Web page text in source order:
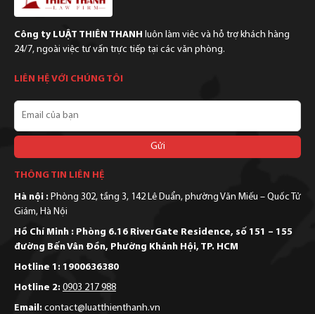
Công ty LUẬT THIÊN THANH luôn làm viêc và hỗ trợ khách hàng
24/7, ngoài việc tư vấn trực tiếp tại các văn phòng.
LIÊN HỆ VỚI CHÚNG TÔI
bạn
THÔNG TIN LIÊN HỆ
Hà nội : Phòng 302, tầng 3, 142 Lê Duẩn, phường Văn Miếu – Quốc Tử
Giám, Hà Nội
Hồ Chí Minh : Phòng 6.16 RiverGate Residence, số 151 – 155
đường Bến Vân Đồn, Phường Khánh Hội, TP. HCM
Hotline 1: 1900636380
Hotline 2: 0903 217 988
Email: contact@luatthienthanh.vn